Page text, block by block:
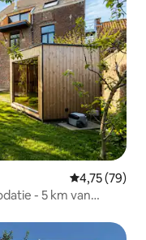
Gemiddelde
4,75 (79)
- 5 km van